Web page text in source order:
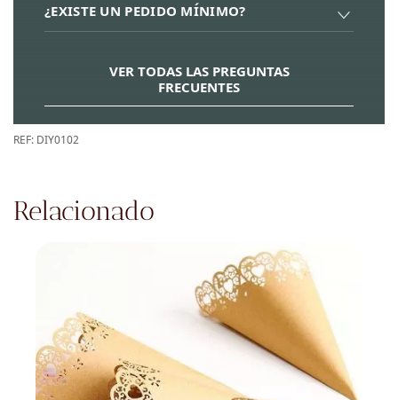
¿EXISTE UN PEDIDO MÍNIMO?
VER TODAS LAS PREGUNTAS
FRECUENTES
REF: DIY0102
Relacionado